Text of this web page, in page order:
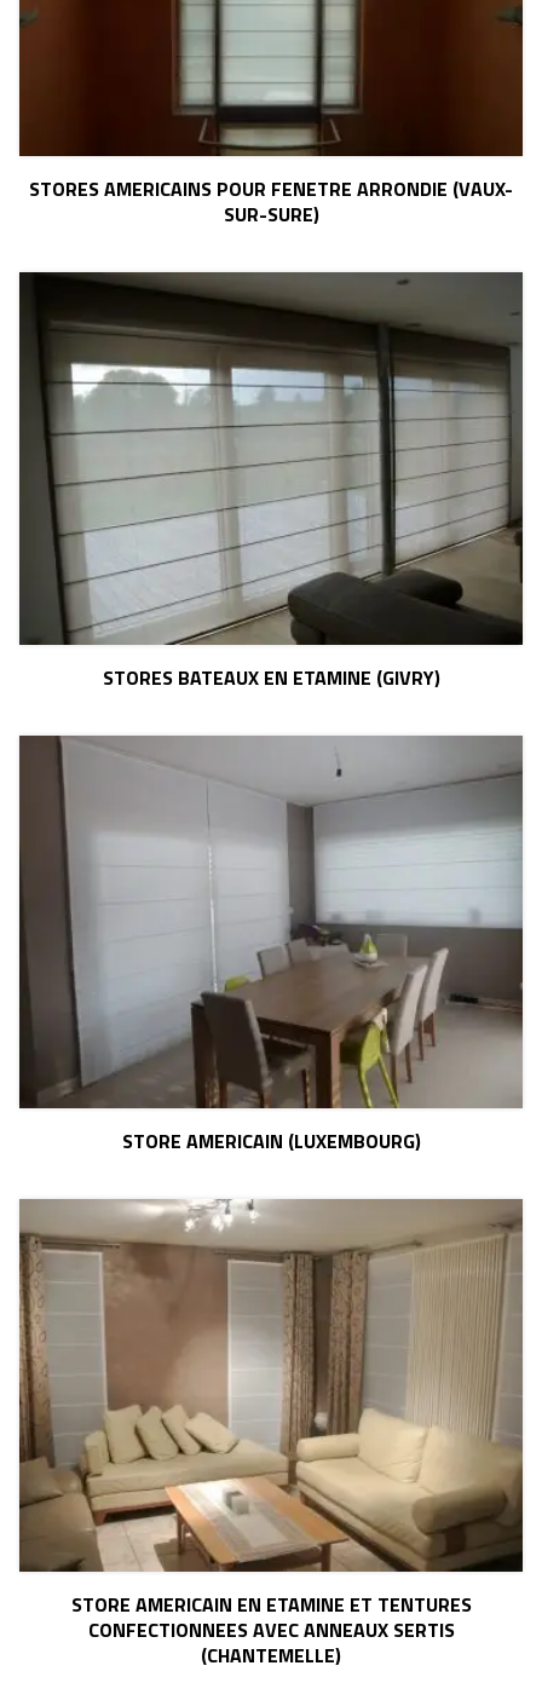
STORES AMERICAINS POUR FENETRE ARRONDIE (VAUX-
SUR-SURE)
STORES BATEAUX EN ETAMINE (GIVRY)
STORE AMERICAIN (LUXEMBOURG)
STORE AMERICAIN EN ETAMINE ET TENTURES
CONFECTIONNEES AVEC ANNEAUX SERTIS
(CHANTEMELLE)